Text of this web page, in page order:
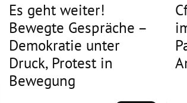
Es geht weiter!
Bewegte Gespräche –
Demokratie unter
Druck, Protest in
Bewegung